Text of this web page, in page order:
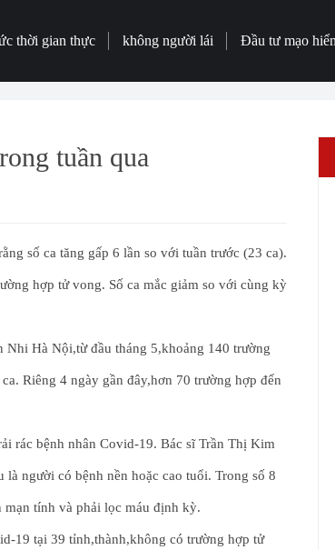
thời gian thực không người lái Đầu tư mạo
tuần qua
số ca tăng gấp 6 lần so với tuần trước (23 ca).
hợp tử vong. Số ca mắc giảm so với cùng kỳ
Hà Nội,từ đầu tháng 5,khoảng 140 trường
Riêng 4 ngày gần đây,hơn 70 trường hợp đến
rác bệnh nhân Covid-19. Bác sĩ Trần Thị Kim
người có bệnh nền hoặc cao tuổi. Trong số 8
tính và phải lọc máu định kỳ.
19 tại 39 tỉnh,thành,không có trường hợp tử